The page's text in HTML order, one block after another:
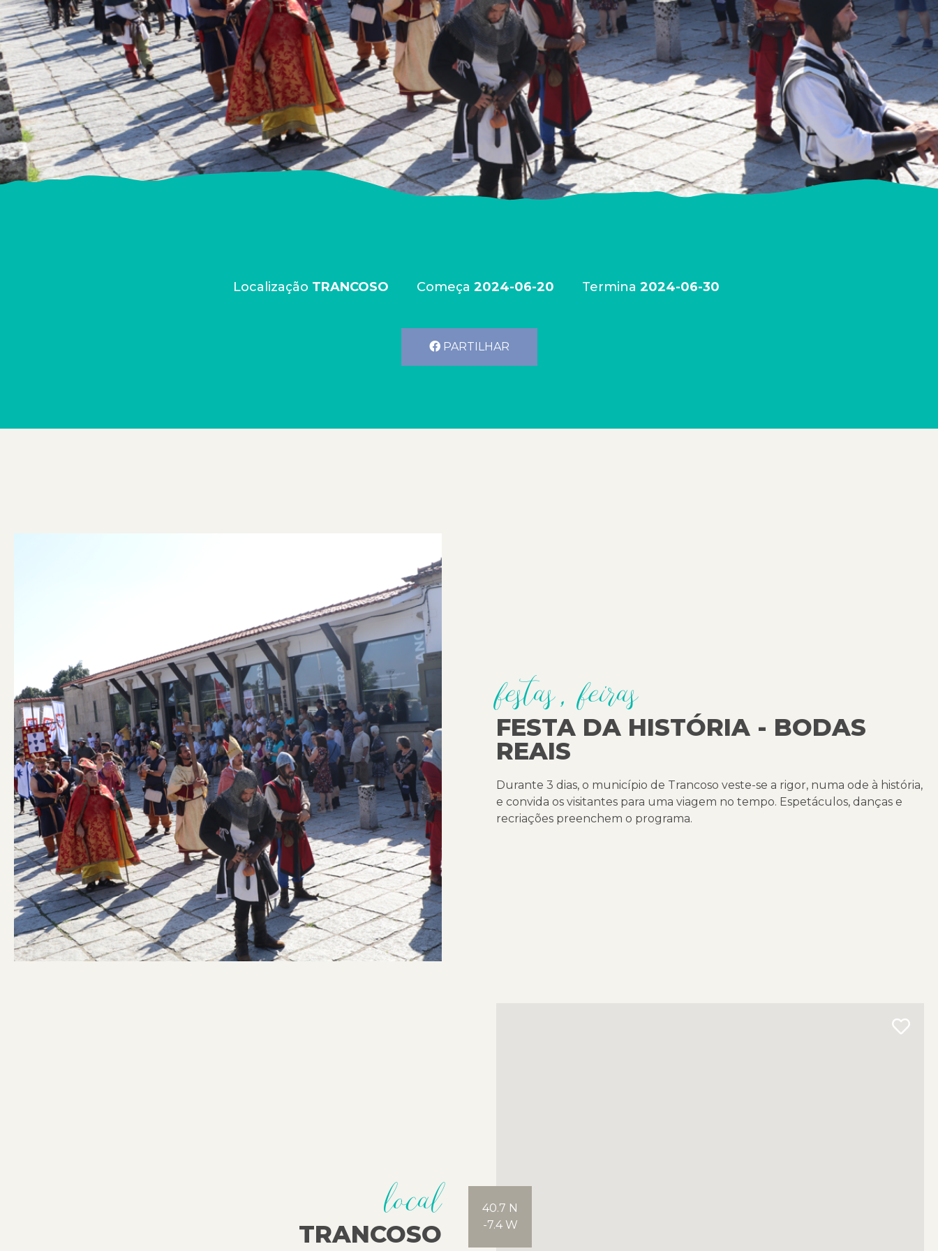
Localização TRANCOSO Começa 2024-06-20 Termina 2024-06-30
PARTILHAR
festas, feiras
FESTA DA HISTÓRIA - BODAS
REAIS
Durante 3 dias, o município de Trancoso veste-se a rigor, numa ode à história,
e convida os visitantes para uma viagem no tempo. Espetáculos, danças e
recriações preenchem o programa.
40.7 N
-7.4 W
local
TRANCOSO